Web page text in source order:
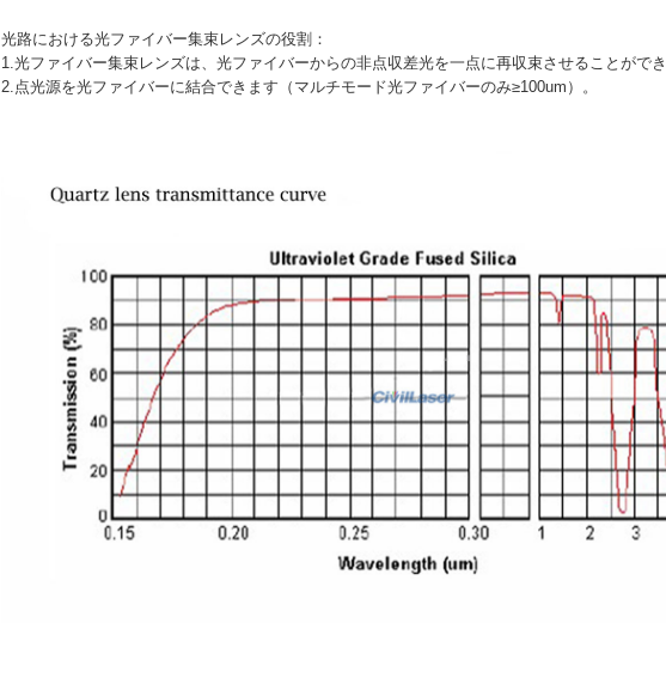
光路における光ファイバー集束レンズの役割：
1.光ファイバー集束レンズは、光ファイバーからの非点収差光を一点に再収束させることがで
2.点光源を光ファイバーに結合できます（マルチモード光ファイバーのみ≥100um）。